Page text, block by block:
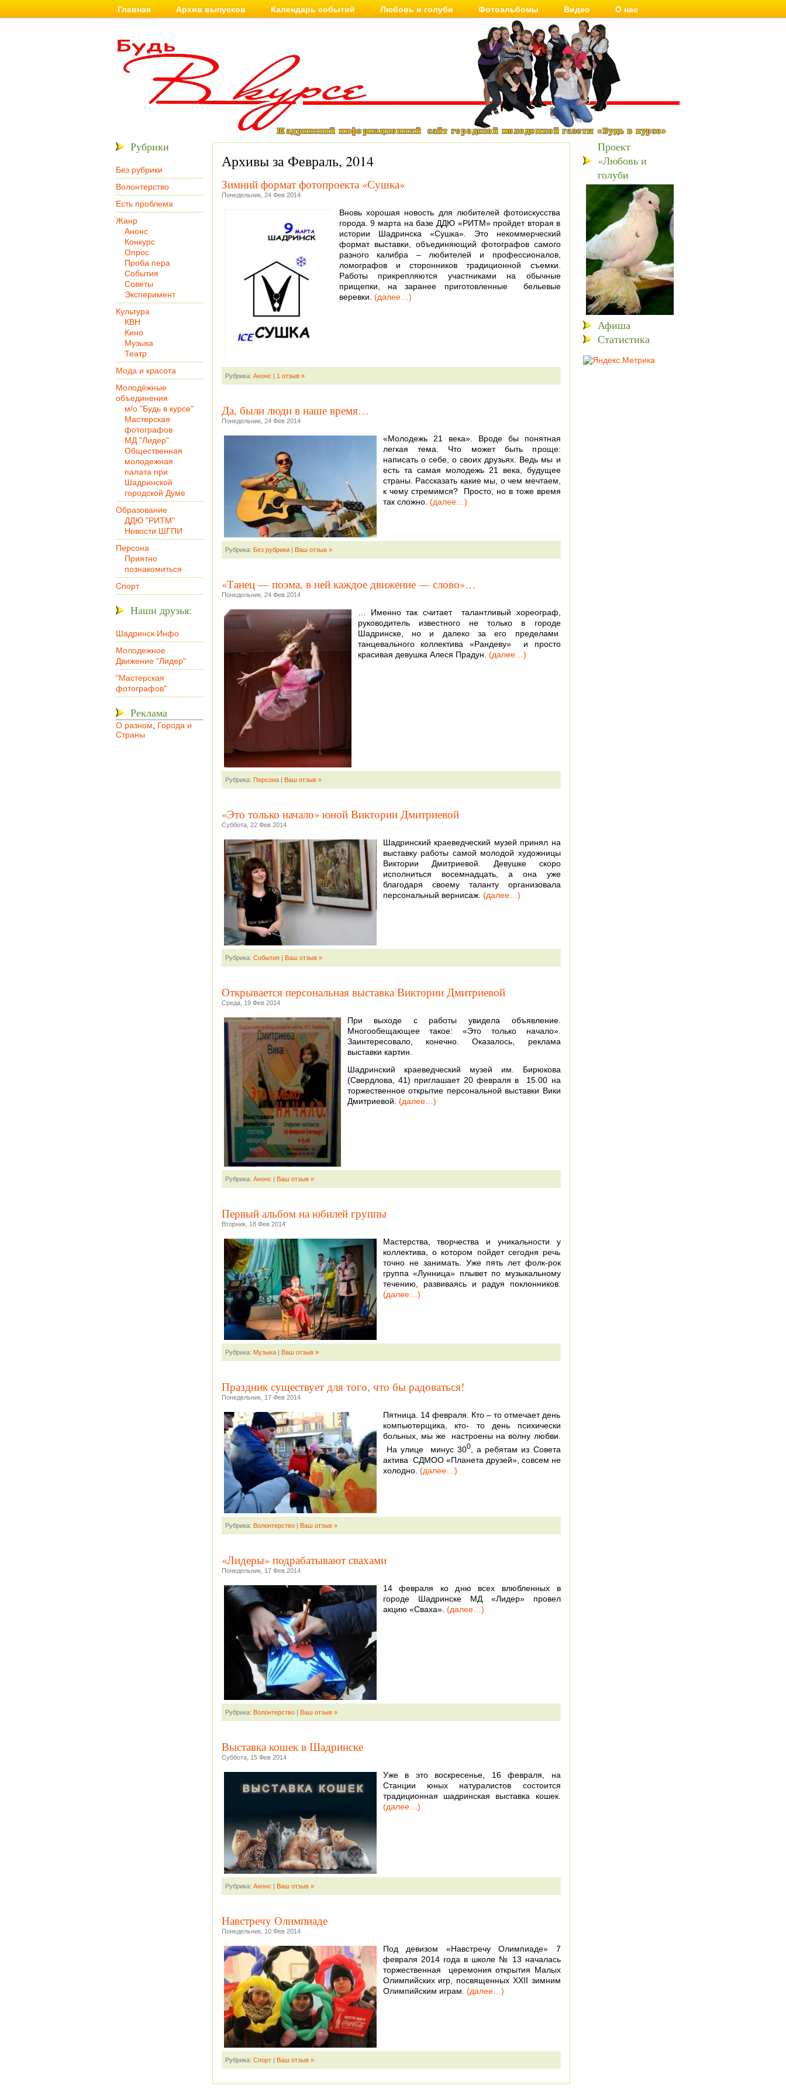
Главная Архив выпусков Календарь событий Любовь и голуби Фотоальбомы Видео О нас
Рубрики
Без рубрики
Волонтерство
Есть проблема
Жанр
Анонс
Конкурс
Опрос
Проба пера
События
Советы
Эксперимент
Культура
КВН
Кино
Музыка
Театр
Мода и красота
Молодёжные
объединения
м/о "Будь в курсе"
Мастерская
фотографов
МД "Лидер"
Общественная
молодежная
палата при
Шадринской
городской Думе
Образование
ДДЮ "РИТМ"
Новости ШГПИ
Персона
Приятно
познакомиться
Спорт
Наши друзья:
Шадринск.Инфо
Молодежное
Движение "Лидер"
"Мастерская
фотографов"
Реклама
О разном
Города и
Страны
Архивы за Февраль, 2014
Зимний формат фотопроекта «Сушка»
Понедельник, 24 Фев 2014
Вновь хорошая новость для любителей фотоискусства
города. 9 марта на базе ДДЮ «РИТМ» пройдет вторая в
истории Шадринска «Сушка». Это некоммерческий
формат выставки, объединяющий фотографов самого
разного калибра – любителей и профессионалов,
ломографов и сторонников традиционной съемки.
Работы прикрепляются участниками на обычные
прищепки, на заранее приготовленные бельевые
веревки. (далее…)
Рубрика: Анонс | 1 отзыв »
Да, были люди в наше время…
Понедельник, 24 Фев 2014
«Молодежь 21 века». Вроде бы понятная
легкая тема. Что может быть проще:
написать о себе, о своих друзьях. Ведь мы и
есть та самая молодежь 21 века, будущее
страны. Рассказать какие мы, о чем мечтаем,
к чему стремимся? Просто, но в тоже время
так сложно. (далее…)
Рубрика: Без рубрики| Ваш отзыв »
«Танец — поэма, в ней каждое движение — слово»…
Понедельник, 24 Фев 2014
… Именно так считает талантливый хореограф,
руководитель известного не только в городе
Шадринске, но и далеко за его пределами
танцевального коллектива «Рандеву» и просто
красивая девушка Алеся Прадун. (далее…)
Рубрика: Персона| Ваш отзыв »
«Это только начало» юной Виктории Дмитриевой
Суббота, 22 Фев 2014
Шадринский краеведческий музей принял на
выставку работы самой молодой художницы
Виктории Дмитриевой. Девушке скоро
исполниться восемнадцать, а она уже
благодаря своему таланту организовала
персональный вернисаж. (далее…)
Рубрика: События| Ваш отзыв »
Открывается персональная выставка Виктории Дмитриевой
Среда, 19 Фев 2014
При выходе с работы увидела объявление.
Многообещающее такое: «Это только начало».
Заинтересовало, конечно. Оказалось, реклама
выставки картин.
Шадринский краеведческий музей им. Бирюкова
(Свердлова, 41) приглашает 20 февраля в 15.00 на
торжественное открытие персональной выставки Вики
Дмитриевой. (далее…)
Рубрика: Анонс | Ваш отзыв »
Первый альбом на юбилей группы
Вторник, 18 Фев 2014
Мастерства, творчества и уникальности у
коллектива, о котором пойдет сегодня речь
точно не занимать. Уже пять лет фолк-рок
группа «Лунница» плывет по музыкальному
течению, развиваясь и радуя поклонников.
(далее…)
Рубрика: Музыка| Ваш отзыв »
Праздник существует для того, что бы радоваться!
Понедельник, 17 Фев 2014
Пятница. 14 февраля. Кто – то отмечает день
компьютерщика, кто- то день психически
больных, мы же настроены на волну любви.
На улице минус 300 , а ребятам из Совета
актива СДМОО «Планета друзей», совсем не
холодно. (далее…)
Рубрика: Волонтерство| Ваш отзыв »
«Лидеры» подрабатывают свахами
Понедельник, 17 Фев 2014
14 февраля ко дню всех влюбленных в
городе Шадринске МД «Лидер» провел
акцию «Сваха». (далее…)
Рубрика: Волонтерство| Ваш отзыв »
Выставка кошек в Шадринске
Суббота, 15 Фев 2014
Уже в это воскресенье, 16 февраля, на
Станции юных натуралистов состоится
традиционная шадринская выставка кошек.
(далее…)
Рубрика: Анонс | Ваш отзыв »
Навстречу Олимпиаде
Понедельник, 10 Фев 2014
Под девизом «Навстречу Олимпиаде» 7
февраля 2014 года в школе № 13 началась
торжественная церемония открытия Малых
Олимпийских игр, посвященных XXII зимним
Олимпийским играм. (далее…)
Рубрика: Спорт| Ваш отзыв »
Проект
«Любовь и
голуби
Афиша
Статистика